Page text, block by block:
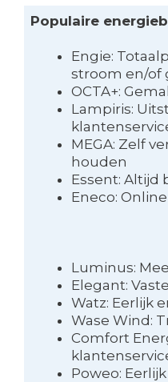
Populaire
Engie:
stroom en/of
OCTA+:
Lampiris:
MEGA: Zelf
houden
Essent: Altijd
Eneco:
Luminus:
Elegant:
Watz: Eerlijk
Wase Wind:
Comfort
Poweo: